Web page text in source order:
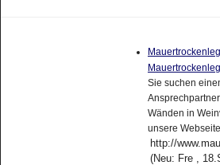
Sie suchen
Wänden in
unsere
http://
(Neu: Fre ,